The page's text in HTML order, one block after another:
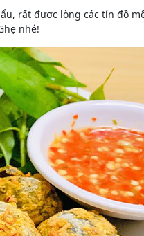
rất được lòng các tín đồ
nhé!